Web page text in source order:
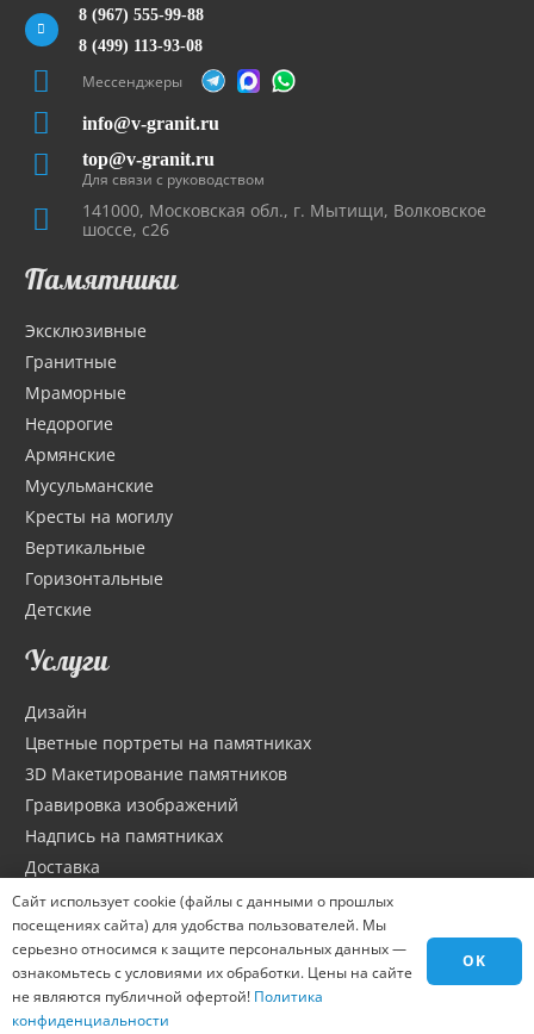
8 (967) 555-99-88
8 (499) 113-93-08
Мессенджеры
info@v-granit.ru
top@v-granit.ru
Для связи с руководством
141000, Московская обл., г. Мытищи, Волковское
шоссе, с26
Памятники
Эксклюзивные
Гранитные
Мраморные
Недорогие
Армянские
Мусульманские
Кресты на могилу
Вертикальные
Горизонтальные
Детские
Услуги
Дизайн
Цветные портреты на памятниках
3D Макетирование памятников
Гравировка изображений
Надпись на памятниках
Доставка
Установка
Информация
Цены на сайте не являются публичной офертой. Детали уточняйте
у менеджеров.
Сайт использует cookie (файлы с данными о прошлых
посещениях сайта) для удобства пользователей. Мы
серьезно относимся к защите персональных данных —
ознакомьтесь с условиями их обработки. Цены на сайте
не являются публичной офертой! Политика
конфиденциальности
OK